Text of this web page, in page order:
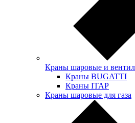
Краны шаровые и
Краны BUGATTI
Краны ITAP
Краны шаровые для газа